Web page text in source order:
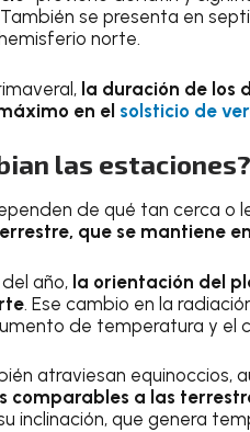
se presenta en
norte.
la duración de los
en el solsticio de
las estaciones?
de qué tan cerca o
que se mantiene
año, la orientación del
. Ese cambio en la
de temperatura y el
atraviesan equinoccios,
comparables a las
inclinación, que genera